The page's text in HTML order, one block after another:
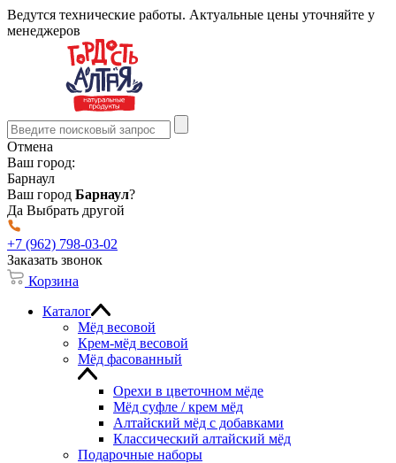
Ведутся технические работы. Актуальные цены уточняйте у
менеджеров
Отмена
Ваш город:
Барнаул
Ваш город Барнаул?
Да Выбрать другой
+7 (962) 798-03-02
Заказать звонок
Корзина
Каталог
Мёд весовой
Крем-мёд весовой
Мёд фасованный
Орехи в цветочном мёде
Мёд суфле / крем мёд
Алтайский мёд с добавками
Классический алтайский мёд
Подарочные наборы